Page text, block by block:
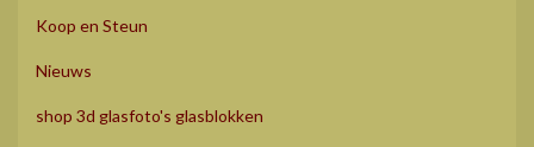
Koop en Steun
Nieuws
shop 3d glasfoto's glasblokken